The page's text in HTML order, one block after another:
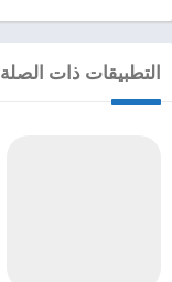
التطبيقات ذات الصلة